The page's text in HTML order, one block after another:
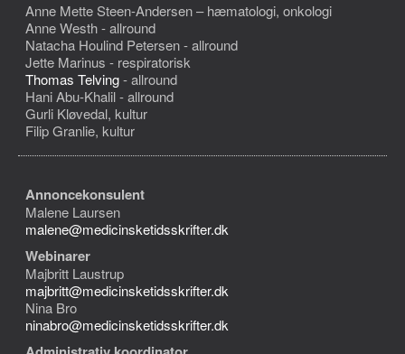
Anne Mette Steen-Andersen – hæmatologi, onkologi
Anne Westh - allround
Natacha Houlind Petersen - allround
Jette Marinus - respiratorisk
Thomas Telving- allround
Hani Abu-Khalil - allround
Gurli Kløvedal, kultur
Filip Granlie, kultur
Annoncekonsulent
Malene Laursen
malene@medicinsketidsskrifter.dk
Webinarer
Majbritt Laustrup
majbritt@medicinsketidsskrifter.dk
Nina Bro
ninabro@medicinsketidsskrifter.dk